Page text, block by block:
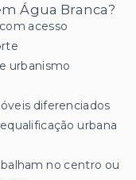
Água Branca?
acesso
urbanismo
diferenciados
urbana
no centro ou